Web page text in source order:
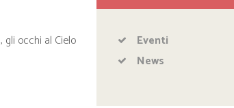
occhi al Cielo
Eventi
News